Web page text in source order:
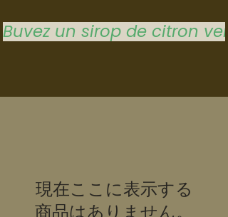
Buvez un sirop de citron
現在ここに表示する
商品はありません。